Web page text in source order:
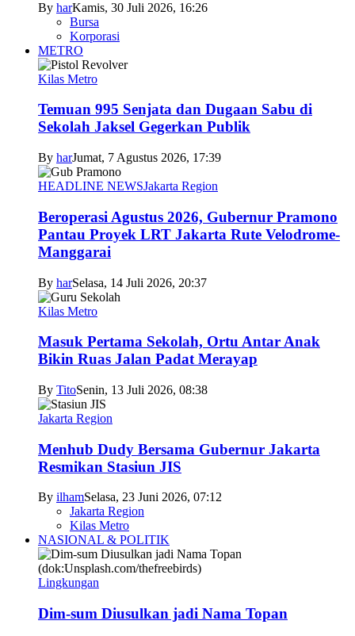
By harKamis, 30 Juli 2026, 16:26
Bursa
Korporasi
METRO
Kilas Metro
Temuan 995 Senjata dan Dugaan Sabu di
Sekolah Jaksel Gegerkan Publik
By harJumat, 7 Agustus 2026, 17:39
HEADLINE NEWSJakarta Region
Beroperasi Agustus 2026, Gubernur Pramono
Pantau Proyek LRT Jakarta Rute Velodrome-
Manggarai
By harSelasa, 14 Juli 2026, 20:37
Kilas Metro
Masuk Pertama Sekolah, Ortu Antar Anak
Bikin Ruas Jalan Padat Merayap
By TitoSenin, 13 Juli 2026, 08:38
Jakarta Region
Menhub Dudy Bersama Gubernur Jakarta
Resmikan Stasiun JIS
By ilhamSelasa, 23 Juni 2026, 07:12
Jakarta Region
Kilas Metro
NASIONAL & POLITIK
Lingkungan
Dim-sum Diusulkan jadi Nama Topan